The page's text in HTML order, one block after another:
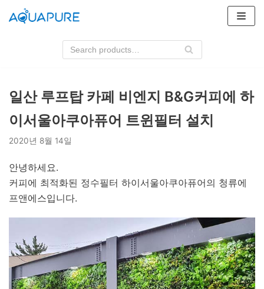
콘
너
뛰
기
일산 루프탑 카페 비엔지 B&G커피에 하
이서울아쿠아퓨어 트윈필터 설치
2020년 8월 14일
안녕하세요.
커피에 최적화된 정수필터 하이서울아쿠아퓨어의 청류에
프앤에스입니다.